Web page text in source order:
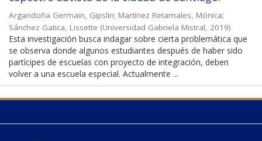
Argandoña Germain, Gipslin; Martínez Retamales, Mónica;
Sánchez Gatica, Lissette (Universidad Gabriela Mistral, 2019)
Esta investigación busca indagar sobre cierta problemática que
se observa donde algunos estudiantes después de haber sido
partícipes de escuelas con proyecto de integración, deben
volver a una escuela especial. Actualmente ...